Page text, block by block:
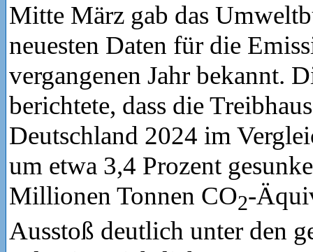
Mitte März gab das
neuesten Daten für die
vergangenen Jahr bekannt.
berichtete, dass die
Deutschland 2024 im
um etwa 3,4 Prozent
Millionen Tonnen CO2-
Ausstoß deutlich unter den